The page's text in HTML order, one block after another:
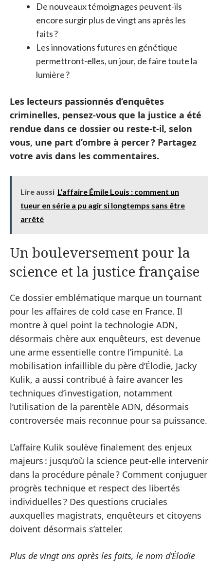
De nouveaux témoignages peuvent-ils
encore surgir plus de vingt ans après les
faits ?
Les innovations futures en génétique
permettront-elles, un jour, de faire toute la
lumière ?
Les lecteurs passionnés d’enquêtes
criminelles, pensez-vous que la justice a été
rendue dans ce dossier ou reste-t-il, selon
vous, une part d’ombre à percer ? Partagez
votre avis dans les commentaires.
Lire aussi L’affaire Émile Louis : comment un
tueur en série a pu agir si longtemps sans être
arrêté
Un bouleversement pour la
science et la justice française
Ce dossier emblématique marque un tournant
pour les affaires de cold case en France. Il
montre à quel point la technologie ADN,
désormais chère aux enquêteurs, est devenue
une arme essentielle contre l’impunité. La
mobilisation infaillible du père d’Élodie, Jacky
Kulik, a aussi contribué à faire avancer les
techniques d’investigation, notamment
l’utilisation de la parentèle ADN, désormais
controversée mais reconnue pour sa puissance.
L’affaire Kulik soulève finalement des enjeux
majeurs : jusqu’où la science peut-elle intervenir
dans la procédure pénale ? Comment conjuguer
progrès technique et respect des libertés
individuelles ? Des questions cruciales
auxquelles magistrats, enquêteurs et citoyens
doivent désormais s’atteler.
Plus de vingt ans après les faits, le nom d’Élodie